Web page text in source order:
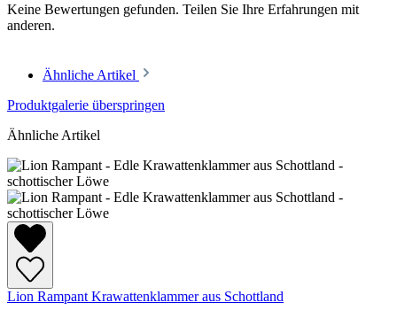
Keine Bewertungen gefunden. Teilen Sie Ihre Erfahrungen mit
anderen.
Ähnliche Artikel
Produktgalerie überspringen
Ähnliche Artikel
Lion Rampant Krawattenklammer aus Schottland